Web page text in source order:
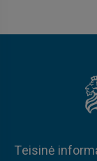
Teisinė